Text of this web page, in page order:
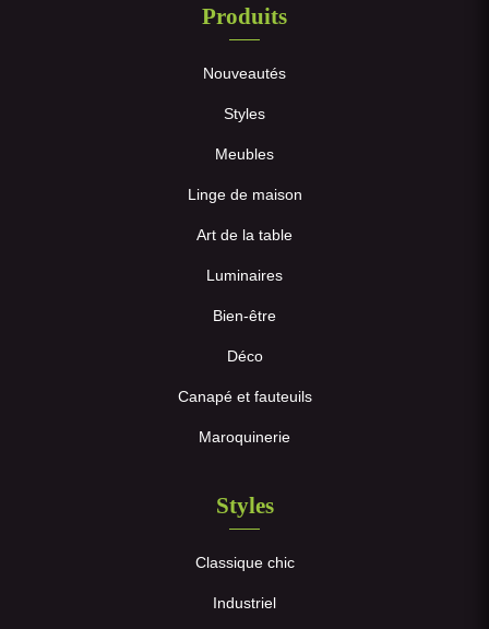
Produits
Nouveautés
Styles
Meubles
Linge de maison
Art de la table
Luminaires
Bien-être
Déco
Canapé et fauteuils
Maroquinerie
Styles
Classique chic
Industriel